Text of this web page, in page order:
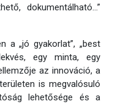
dokumentálható…”
a „jó gyakorlat”, „best
egy minta, egy
az innováció, a
is megvalósuló
lehetősége és a